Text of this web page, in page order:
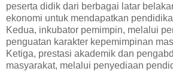
peserta didik dari berbagai latar
ekonomi untuk mendapatkan
Kedua, inkubator pemimpin, melalui
penguatan karakter kepemimpinan
Ketiga, prestasi akademik dan
masyarakat, melalui penyediaan